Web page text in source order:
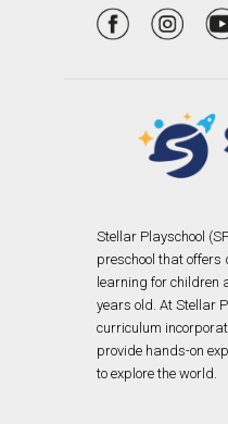
Stellar Playschool
preschool that
learning for children
years old. At Stellar
curriculum
provide hands-on
to explore the world.